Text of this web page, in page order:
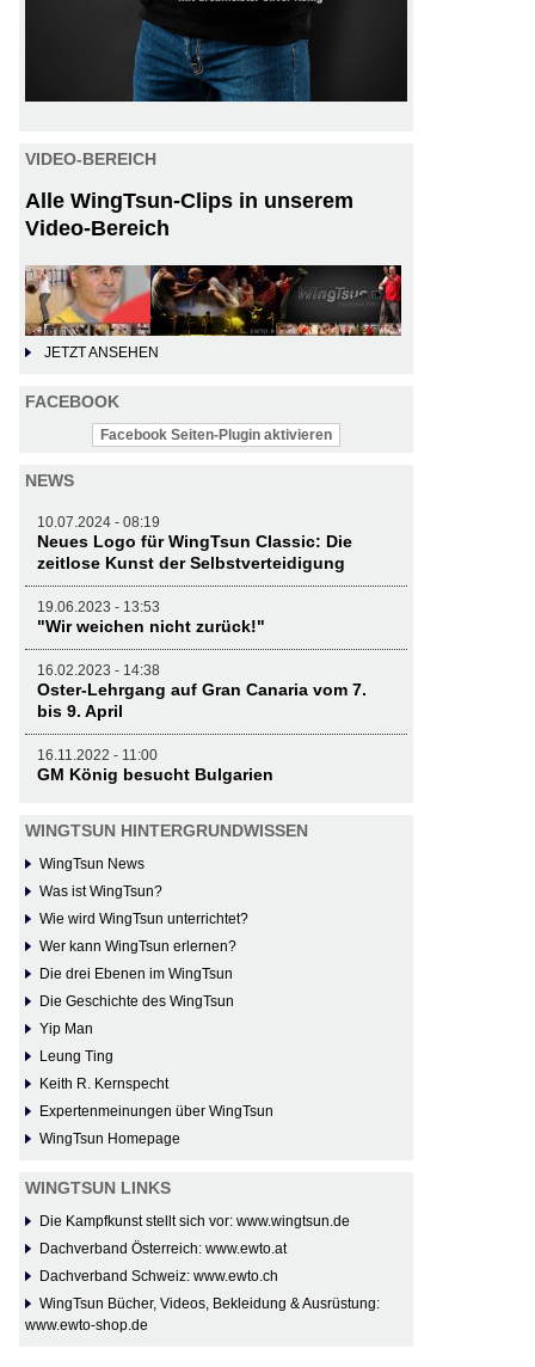
VIDEO-BEREICH
Alle WingTsun-Clips in unserem
Video-Bereich
JETZT ANSEHEN
FACEBOOK
Facebook Seiten-Plugin aktivieren
NEWS
10.07.2024 - 08:19
Neues Logo für WingTsun Classic: Die
zeitlose Kunst der Selbstverteidigung
19.06.2023 - 13:53
"Wir weichen nicht zurück!"
16.02.2023 - 14:38
Oster-Lehrgang auf Gran Canaria vom 7.
bis 9. April
16.11.2022 - 11:00
GM König besucht Bulgarien
WINGTSUN HINTERGRUNDWISSEN
WingTsun News
Was ist WingTsun?
Wie wird WingTsun unterrichtet?
Wer kann WingTsun erlernen?
Die drei Ebenen im WingTsun
Die Geschichte des WingTsun
Yip Man
Leung Ting
Keith R. Kernspecht
Expertenmeinungen über WingTsun
WingTsun Homepage
WINGTSUN LINKS
Die Kampfkunst stellt sich vor: www.wingtsun.de
Dachverband Österreich: www.ewto.at
Dachverband Schweiz: www.ewto.ch
WingTsun Bücher, Videos, Bekleidung & Ausrüstung:
www.ewto-shop.de